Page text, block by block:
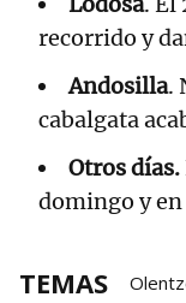
recorrido y
Andosilla.
cabalgata
Otros días.
domingo y en
TEMAS